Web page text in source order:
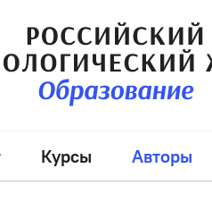
Курсы Авторы